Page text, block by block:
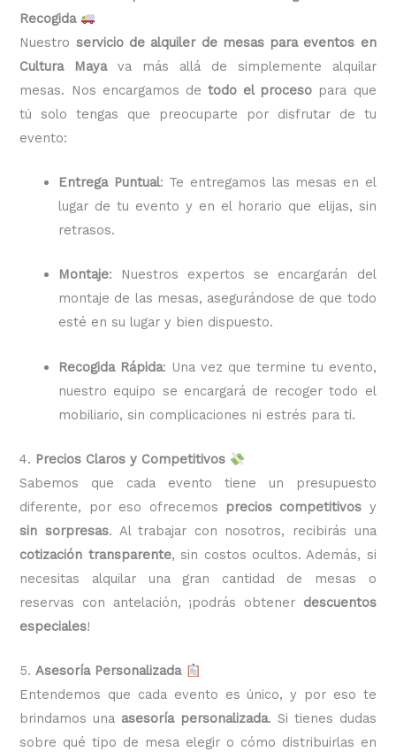
Recogida
Nuestro servicio de alquiler de mesas para eventos en
Cultura Mayava más allá de simplemente alquilar
mesas. Nos encargamos de todo el proceso para que
tú solo tengas que preocuparte por disfrutar de tu
evento:
Entrega Puntual: Te entregamos las mesas en el
lugar de tu evento y en el horario que elijas, sin
retrasos.
Montaje: Nuestros expertos se encargarán del
montaje de las mesas, asegurándose de que todo
esté en su lugar y bien dispuesto.
Recogida Rápida: Una vez que termine tu evento,
nuestro equipo se encargará de recoger todo el
mobiliario, sin complicaciones ni estrés para ti.
4. Precios Claros y Competitivos
Sabemos que cada evento tiene un presupuesto
diferente, por eso ofrecemos
precios competitivos y
sin sorpresas. Al trabajar con nosotros, recibirás una
cotización transparente, sin costos ocultos. Además, si
necesitas alquilar una gran cantidad de mesas o
reservas con antelación, ¡podrás obtener descuentos
especiales!
5.Asesoría Personalizada
Entendemos que cada evento es único, y por eso te
brindamos una asesoría personalizada. Si tienes dudas
sobre qué tipo de mesa elegir o cómo distribuirlas en